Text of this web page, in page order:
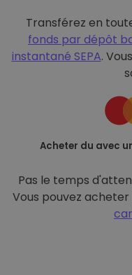
Transférez en
fonds par dépôt
instantané SEPA.
Acheter du avec
Pas le temps
Vous pouvez